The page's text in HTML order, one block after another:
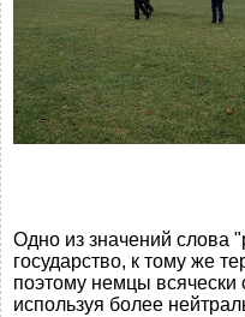
Одно из значений слова
государство, к тому же
поэтому немцы всячески
используя более